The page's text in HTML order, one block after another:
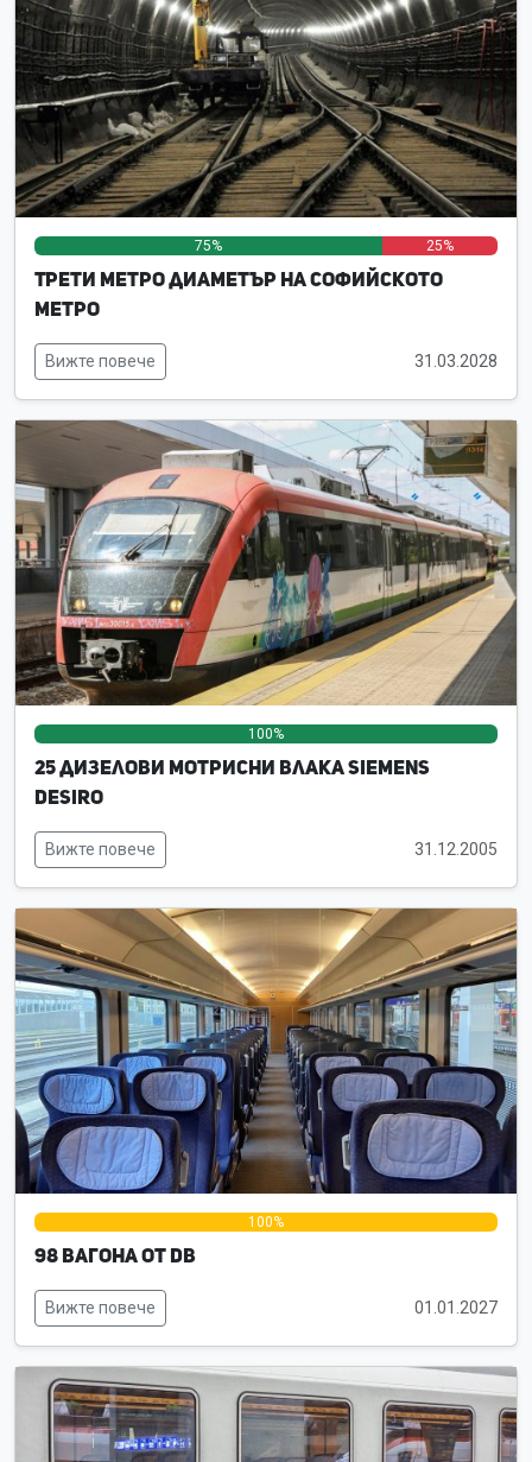
75% 25%
Трети метро диаметър на Софийското
метро
Вижте повече 31.03.2028
100%
25 дизелови мотрисни влака Siemens
Desiro
Вижте повече 31.12.2005
0% 100%
98 вагона от DB
Вижте повече 01.01.2027